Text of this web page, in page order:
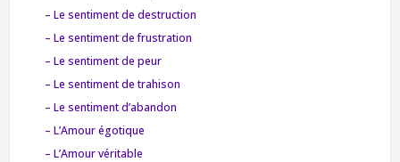
– Le sentiment de destruction
– Le sentiment de frustration
– Le sentiment de peur
– Le sentiment de trahison
– Le sentiment d’abandon
– L’Amour égotique
– L’Amour véritable